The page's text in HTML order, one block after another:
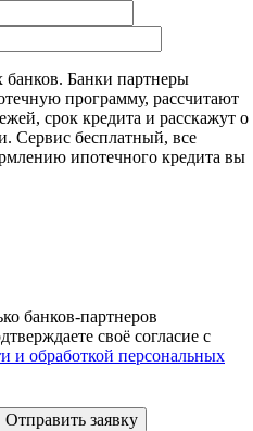
банков. Банки партнеры
программу, рассчитают
срок кредита и расскажут о
Сервис бесплатный, все
ипотечного кредита вы
банков-партнеров
своё согласие с
и обработкой персональных
Отправить заявку